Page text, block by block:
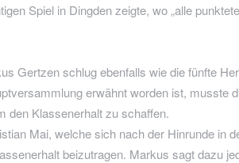
Spiel in Dingden zeigte, wo „alle
Gertzen schlug ebenfalls wie die fünfte
erwähnt worden ist, musste
den Klassenerhalt zu schaffen.
Mai, welche sich nach der Hinrunde in
beizutragen. Markus sagt dazu